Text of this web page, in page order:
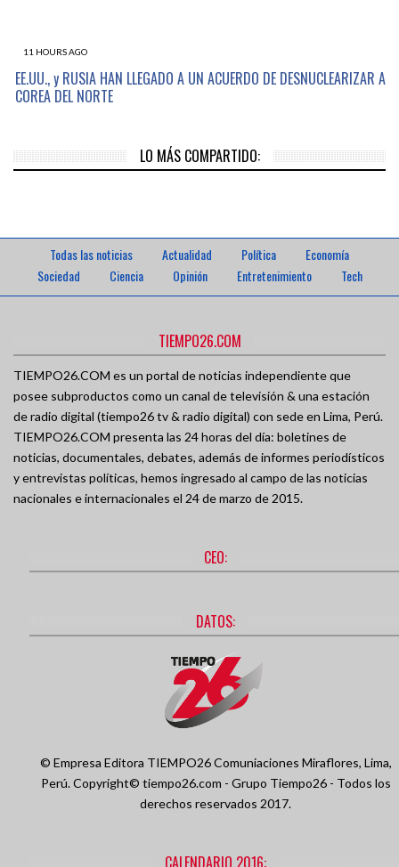
11 HOURS AGO
EE.UU., y RUSIA HAN LLEGADO A UN ACUERDO DE DESNUCLEARIZAR A
COREA DEL NORTE
LO MÁS COMPARTIDO:
Todas las noticias Actualidad Política
Economía
Sociedad
Ciencia Opinión Entretenimiento Tech
TIEMPO26.COM
TIEMPO26.COM es un portal de noticias independiente que
posee subproductos como un canal de televisión & una estación
de radio digital (tiempo26 tv & radio digital) con sede en Lima, Perú.
TIEMPO26.COM presenta las 24 horas del día: boletines de
noticias, documentales, debates, además de informes periodísticos
y entrevistas políticas, hemos ingresado al campo de las noticias
nacionales e internacionales el 24 de marzo de 2015.
CEO:
DATOS:
© Empresa Editora TIEMPO26 Comuniaciones Miraflores, Lima,
Perú.Copyright© tiempo26.com - Grupo Tiempo26 - Todos los
derechos reservados 2017.
CALENDARIO 2016: